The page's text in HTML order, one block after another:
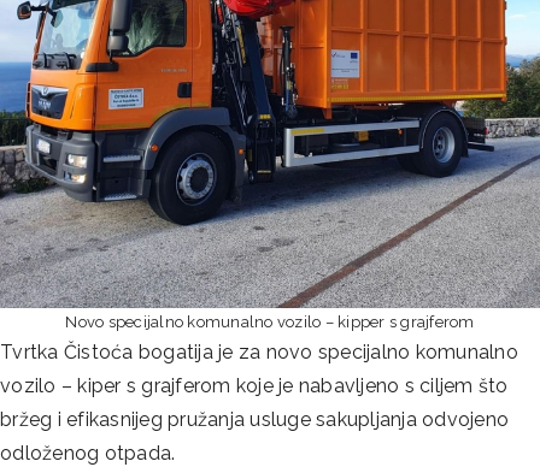
Novo specijalno komunalno vozilo – kipper s grajferom
Tvrtka Čistoća bogatija je za novo specijalno komunalno
vozilo – kiper s grajferom koje je nabavljeno s ciljem što
bržeg i efikasnijeg pružanja usluge sakupljanja odvojeno
odloženog otpada.